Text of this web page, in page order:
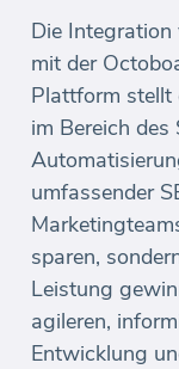
Die
mit der
Plattform stellt
im Bereich
umfassender
sparen,
Leistung
agileren,
Entwicklung